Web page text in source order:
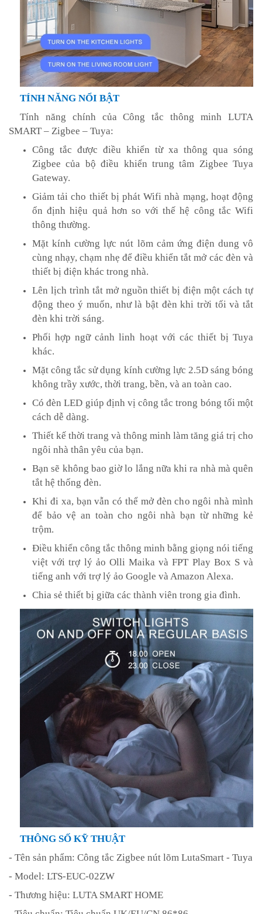
TÍNH NĂNG NỔI BẬT
Tính năng chính của Công tắc thông minh LUTA
SMART – Zigbee – Tuya:
Công tắc được điều khiển từ xa thông qua sóng
Zigbee của bộ điều khiển trung tâm Zigbee Tuya
Gateway.
Giảm tải cho thiết bị phát Wifi nhà mạng, hoạt động
ổn định hiệu quả hơn so với thế hệ công tắc Wifi
thông thường.
Mặt kính cường lực nút lõm cảm ứng điện dung vô
cùng nhạy, chạm nhẹ để điều khiển tắt mở các đèn và
thiết bị điện khác trong nhà.
Lên lịch trình tắt mở nguồn thiết bị điện một cách tự
động theo ý muốn, như là bật đèn khi trời tối và tắt
đèn khi trời sáng.
Phối hợp ngữ cảnh linh hoạt với các thiết bị Tuya
khác.
Mặt công tắc sử dụng kính cường lực 2.5D sáng bóng
không trầy xước, thời trang, bền, và an toàn cao.
Có đèn LED giúp định vị công tắc trong bóng tối một
cách dễ dàng.
Thiết kế thời trang và thông minh làm tăng giá trị cho
ngôi nhà thân yêu của bạn.
Bạn sẽ không bao giờ lo lắng nữa khi ra nhà mà quên
tắt hệ thống đèn.
Khi đi xa, bạn vẫn có thể mở đèn cho ngôi nhà mình
để bảo vệ an toàn cho ngôi nhà bạn từ những kẻ
trộm.
Điều khiển công tắc thông minh bằng giọng nói tiếng
việt với trợ lý ảo Olli Maika và FPT Play Box S và
tiếng anh với trợ lý ảo Google và Amazon Alexa.
Chia sẻ thiết bị giữa các thành viên trong gia đình.
THÔNG SỐ KỸ THUẬT
- Tên sản phẩm: Công tắc Zigbee nút lõm LutaSmart - Tuya
- Model: LTS-EUC-02ZW
- Thương hiệu: LUTA SMART HOME